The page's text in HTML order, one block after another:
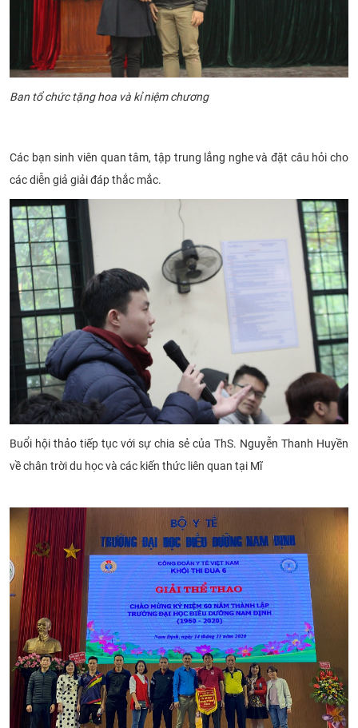
Ban tổ chức tặng hoa và kỉ niệm chương
Các bạn sinh viên quan tâm, tập trung lắng nghe và đặt câu hỏi cho
các diễn giả giải đáp thắc mắc.
Buổi hội thảo tiếp tục với sự chia sẻ của ThS. Nguyễn Thanh Huyền
về chân trời du học và các kiến thức liên quan tại Mĩ